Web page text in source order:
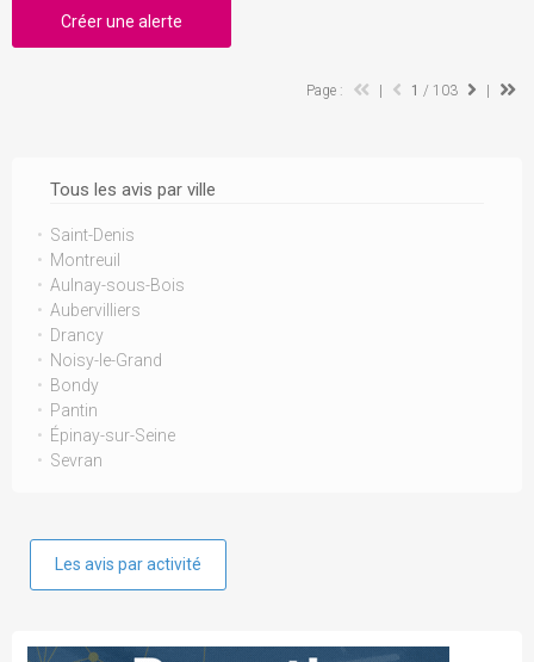
Tous les avis par ville
Saint-Denis
Montreuil
Aulnay-sous-Bois
Aubervilliers
Drancy
Noisy-le-Grand
Bondy
Pantin
Épinay-sur-Seine
Sevran
Les avis par activité
Créer une alerte
Page : 1 / 103